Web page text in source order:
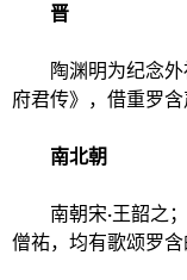
晋
陶渊明为纪念
府君传》，借重罗含
南北朝
南朝宋·王韶之
僧祐，均有歌颂罗含